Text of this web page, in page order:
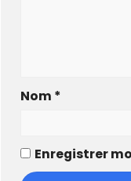
Nom *
Enregistrer